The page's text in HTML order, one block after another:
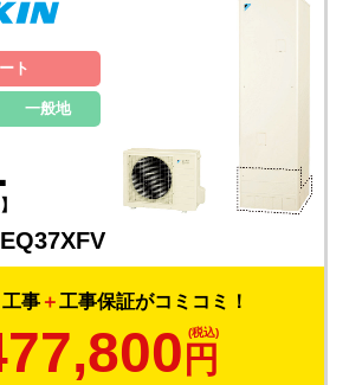
ト
一般地
工事 ＋工事保証がコミコミ！
円